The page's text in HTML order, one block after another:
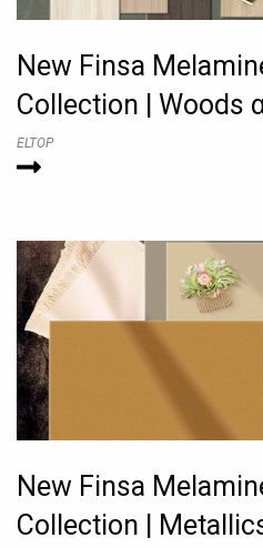
New Finsa
Collection | Woods
ELTOP
New Finsa
Collection |